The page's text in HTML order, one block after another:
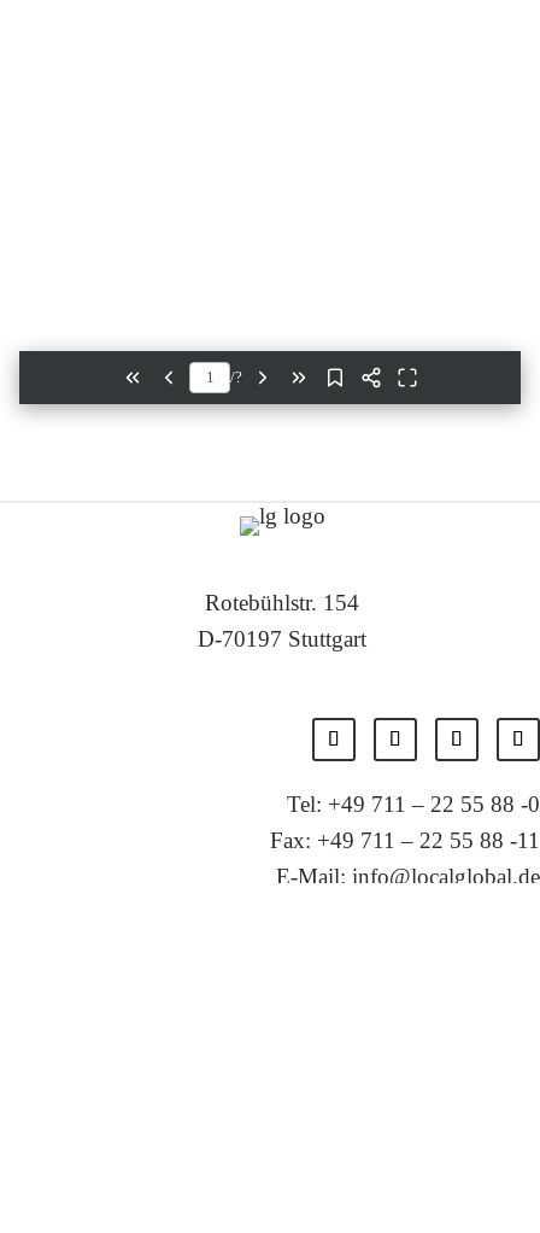
/?
Rotebühlstr. 154
D-70197 Stuttgart
Tel: +49 711 – 22 55 88 -0
Fax: +49 711 – 22 55 88 -11
E-Mail: info@localglobal.de